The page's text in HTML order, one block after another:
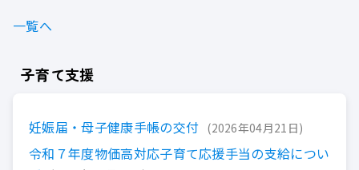
一覧へ
子育て支援
妊娠届・母子健康手帳の交付 2026年04月21日
令和７年度物価高対応子育て応援手当の支給につい